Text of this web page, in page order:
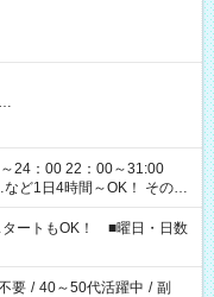
…
24：00 22：00～31:00
4時間～OK！ その他
談ください！
ートもOK！ ■曜日・日数
要 / 40～50代活躍中 / 副